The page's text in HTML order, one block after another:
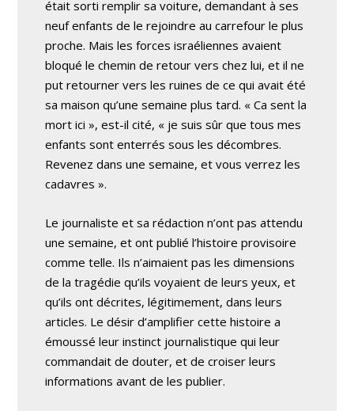
était sorti remplir sa voiture, demandant à ses
neuf enfants de le rejoindre au carrefour le plus
proche. Mais les forces israéliennes avaient
bloqué le chemin de retour vers chez lui, et il ne
put retourner vers les ruines de ce qui avait été
sa maison qu’une semaine plus tard. « Ca sent la
mort ici », est-il cité, « je suis sûr que tous mes
enfants sont enterrés sous les décombres.
Revenez dans une semaine, et vous verrez les
cadavres ».
Le journaliste et sa rédaction n’ont pas attendu
une semaine, et ont publié l’histoire provisoire
comme telle. Ils n’aimaient pas les dimensions
de la tragédie qu’ils voyaient de leurs yeux, et
qu’ils ont décrites, légitimement, dans leurs
articles. Le désir d’amplifier cette histoire a
émoussé leur instinct journalistique qui leur
commandait de douter, et de croiser leurs
informations avant de les publier.